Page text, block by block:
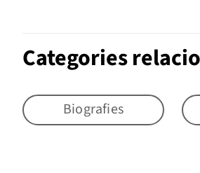
Categories
Biografies